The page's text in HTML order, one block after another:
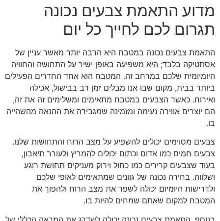
מדוע התאמת צבעים נכונה
תגרום לכם לחייך כל יום
התאמת צבעים נכונה במטבח היא הרבה יותר מאשר עניין של
אסתטיקה בלבד; היא משפיעה באופן ישיר על התחושה והחוויה
היומיומית שלכם במרחב זה. המטבח הוא אחד החדרים הפעילים
ביותר בבית, מקום שבו אנו מבלים זמן רב בבישול, אכילה
ואירוח. כאשר הצבעים במטבח מתאימים ומשלימים זה את זה,
הם יוצרים אווירה נעימה ומזמינה שמגבירה את ההנאה מהשהייה
בו.
צבעים מסוימים יכולים להשפיע על מצב הרוח והתחושות שלנו.
צבעים חמים כמו אדום וכתום יכולים להמריץ ולעורר תיאבון,
בעוד שצבעים קרירים כמו כחול וירוק מעניקים תחושת רוגע
ושלווה. בחירה נכונה של גוונים שמתאימים לאופי שלכם
ולדרישות היומיום יכולה לשפר את מצב הרוח ולהפוך את
המטבח למקום שאתם שמחים להיות בו.